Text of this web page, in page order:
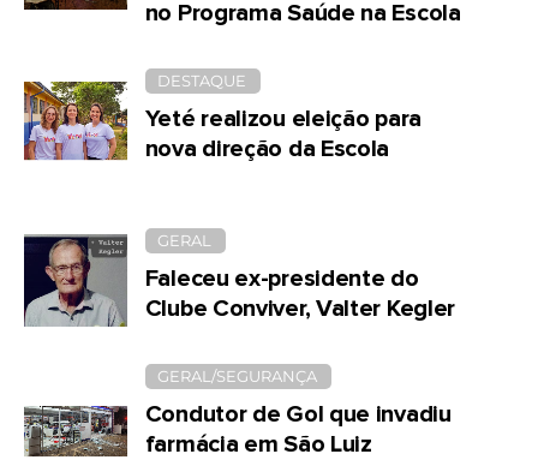
no Programa Saúde na Escola
DESTAQUE
Yeté realizou eleição para
nova direção da Escola
GERAL
Faleceu ex-presidente do
Clube Conviver, Valter Kegler
GERAL/SEGURANÇA
Condutor de Gol que invadiu
farmácia em São Luiz